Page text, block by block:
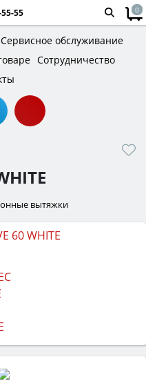
55 0
Сервисное обслуживание
Сотрудничество
вытяжки